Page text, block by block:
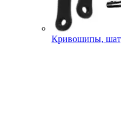
Кривошипы,